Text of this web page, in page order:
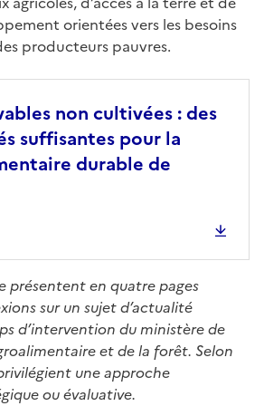
orientées vers les besoins
producteurs pauvres.
non cultivées : des
suffisantes pour la
durable de
présentent en quatre pages
sur un sujet d’actualité
d’intervention du ministère de
et de la forêt. Selon
une approche
ou évaluative.